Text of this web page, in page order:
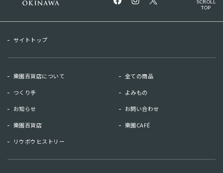
SCROLL
TOP
サイトトップ
樂園百貨店について 全ての商品
つくり手 よみもの
お知らせ お問い合わせ
樂園百貨店 樂園CAFÉ
リウボウヒストリー